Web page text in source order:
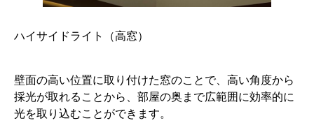
ハイサイドライト（高窓）
壁面の高い位置に取り付けた窓のことで、高い角度から
採光が取れることから、部屋の奥まで広範囲に効率的に
光を取り込むことができます。